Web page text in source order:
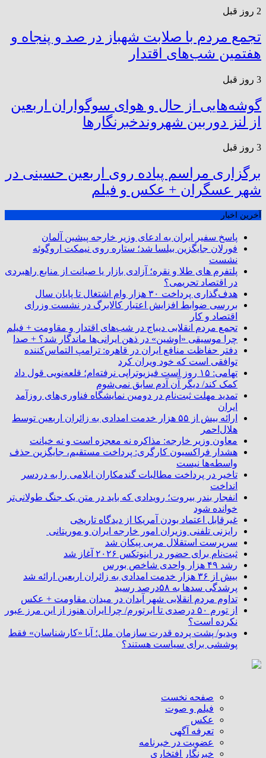
2 روز قبل
تجمع مردم با صلابت شهباز در صد و پنجاه و
هفتمین شب‌های اقتدار
3 روز قبل
گوشه‌هایی از حال و هوای سوگواران اربعین
از لنز دوربین شهروندخبرنگار‌ها
3 روز قبل
برگزاری مراسم پیاده روی اربعین حسینی در
شهر عسگران + عکس و فیلم
آخرین اخبار
پاسخ سفیر ایران به ادعای وزیر خارجه پیشین آلمان
فورلان جایگزین بیلسا شد؛ ستاره روی نیمکت اروگوئه
نشست
پلتفرم ‌های طلا و نقره؛ آزادی بازار یا صیانت از منابع راهبردی
در اقتصاد تحریمی؟
هدف‌گذاری پرداخت ۳۰ هزار وام اشتغال تا پایان سال
بررسی ضوابط افزایش اعتبار کالابرگ در نشست وزرای
اقتصاد و کار
تجمع مردم انقلابی دیباج در شب‌های اقتدار و مقاومت + فیلم
چرا موسیقی «اوشین» در ذهن ایرانی‌ها ماندگار شد؟ + صدا
دفتر حفاظت منافع ایران در قاهره: ترامپ التماس‌کننده
توافقی است که خود ویران کرد
تهامی: ۱۵ روز است فیزیوتراپی نرفته‌ام؛ قلعه‌نویی قول داد
کمک کند/ دیگر آن آدم سابق نمی‌شوم
تمدید مهلت ثبت‌نام در دومین نمایشگاه فناوری‌های روزآمد
ایران
ارائه بیش از ۵۵ هزار خدمت امدادی به زائران اربعین توسط
هلال‌احمر
معاون وزیر خارجه: مذاکره نه معجزه است و نه خیانت
هشدار فراکسیون کارگری: پرداخت مستقیم، جایگزین حذف
واسطه‌ها نیست
تاخیر در پرداخت مطالبات گندمکاران ایلامی را به دردسر
انداخت
انفجار بندر بیروت؛ رویدادی که باید در متن یک جنگ طولانی‌تر
خوانده شود
غیرقابل اعتماد بودن آمریکا از دیدگاه تاریخی
رایزنی تلفنی وزیران امور خارجه ایران و موریتانی
سرپرست استقلال مربی پیکان شد
ثبت‌نام برای حضور در اینوتکس ۲۰۲۶ آغاز شد
رشد ۴۹ هزار واحدی شاخص بورس
بیش از ۳۶ هزار خدمت امدادی به زائران اربعین ارائه شد
پرشدگی سدها به ۵۸درصد رسید
تداوم مردم انقلابی شهر آبدان در میدان مقاومت + عکس
از تورم ۵۰ درصدی تا ابرتورم/ چرا ایران هنوز از این مرز عبور
نکرده است؟
ویدیو/ پشت پرده قدرت سازمان ملل؛ آیا «کارشناسان» فقط
پوششی برای سیاست هستند؟
صفحه نخست
فیلم و صوت
عکس
تعرفه آگهی
عضویت در خبرنامه
خبرنگار افتخاری